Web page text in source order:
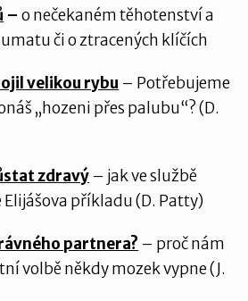
–o nečekaném těhotenství a
či o ztracených klíčích
velikou rybu – Potřebujeme
„hozeni přes palubu“? (D.
zdravý – jak ve službě
příkladu (D. Patty)
partnera? – proč nám
volbě někdy mozek vypne (J.